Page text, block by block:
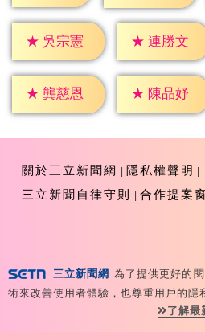
★ 吳宗憲 ★ 連勝文
★ 龔慈恩 ★ 陳品妤
關於三立新聞網
隱私權聲明
三立新聞自律守則
合作提案
Copyright ©2026 Sanlih E-
Reserved 版權所有 盜用必究 台
號 02-
三立新聞網 為了提供更好的
術來改善使用者體驗，也尊重用戶的隱
了解最